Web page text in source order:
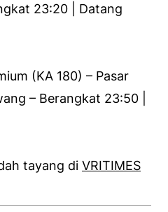
23:20 | Datang
(KA 180) – Pasar
– Berangkat 23:50 |
tayang di VRITIMES